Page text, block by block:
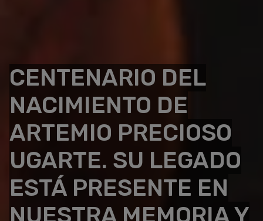
CENTENARIO DEL
NACIMIENTO DE
ARTEMIO PRECIOSO
UGARTE. SU LEGADO
ESTÁ PRESENTE EN
NUESTRA MEMORIA Y